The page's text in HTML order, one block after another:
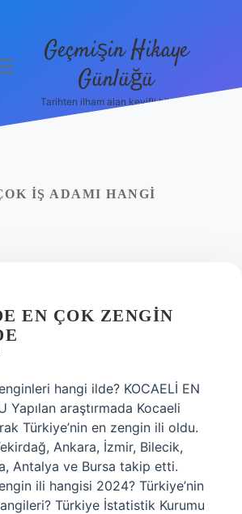
Geçmişin Hikaye
Günlüğü
Tarihten ilham alan keyifli bilgiler!
IŞ ADAMI HANGI
EN ÇOK ZENGIN
hangi ilde? KOCAELİ EN
Yapılan araştırmada Kocaeli
Türkiye’nin en zengin ili oldu.
Ankara, İzmir, Bilecik,
Antalya ve Bursa takip etti.
ili hangisi 2024? Türkiye’nin
Türkiye İstatistik Kurumu